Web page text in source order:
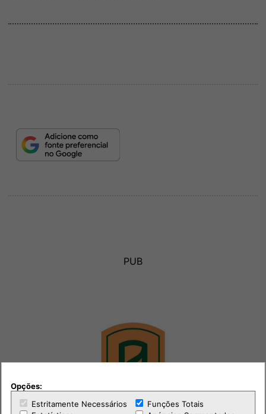
PUB
Opções:
Estritamente Necessários
Funções Totais